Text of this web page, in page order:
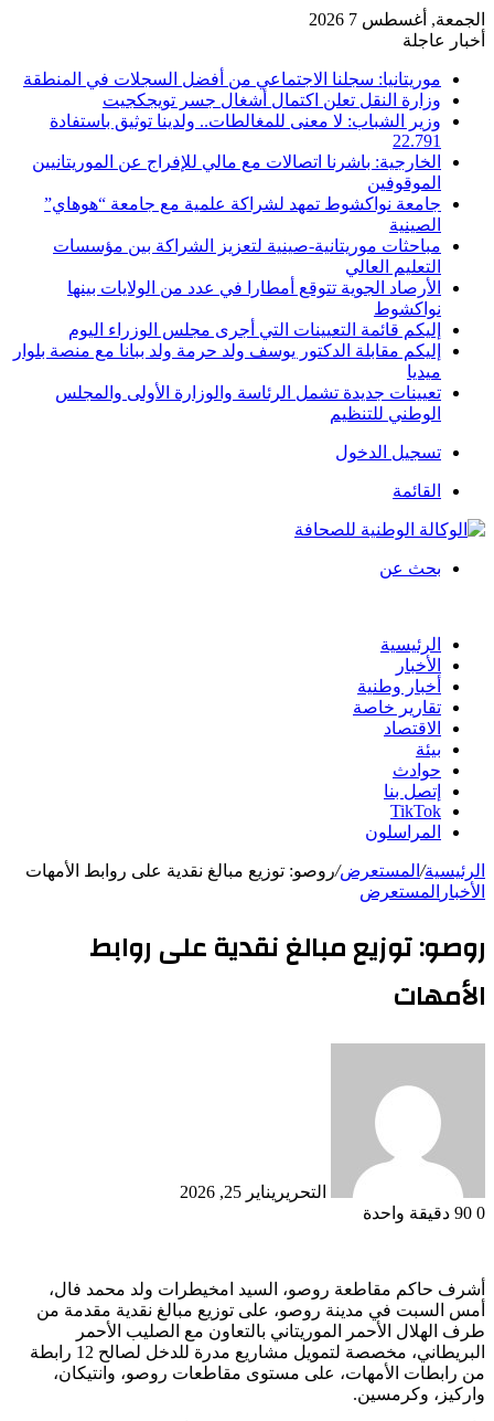
الجمعة, أغسطس 7 2026
أخبار عاجلة
موريتانيا: سجلنا الاجتماعي من أفضل السجلات في المنطقة
وزارة النقل تعلن اكتمال أشغال جسر تويجكجيت
وزير الشباب: لا معنى للمغالطات.. ولدينا توثيق باستفادة
22.791
الخارجية: باشرنا اتصالات مع مالي للإفراج عن الموريتانيين
الموقوفين
جامعة نواكشوط تمهد لشراكة علمية مع جامعة “هوهاي”
الصينية
مباحثات موريتانية-صينية لتعزيز الشراكة بين مؤسسات
التعليم العالي
الأرصاد الجوية تتوقع أمطارا في عدد من الولايات بينها
نواكشوط
إليكم قائمة التعيينات التي أجرى مجلس الوزراء اليوم
إليكم مقابلة الدكتور يوسف ولد حرمة ولد ببانا مع منصة بلوار
ميديا
تعيينات جديدة تشمل الرئاسة والوزارة الأولى والمجلس
الوطني للتنظيم
تسجيل الدخول
القائمة
بحث عن
الرئيسية
الأخبار
أخبار وطنية
تقارير خاصة
الاقتصاد
بيئة
حوادث
إتصل بنا
TikTok
المراسلون
الرئيسية/ المستعرض/روصو: توزيع مبالغ نقدية على روابط الأمهات
الأخبار المستعرض
روصو: توزيع مبالغ نقدية على روابط
الأمهات
التحرير يناير 25, 2026
0
دقيقة واحدة
أشرف حاكم مقاطعة روصو، السيد امخيطرات ولد محمد فال،
أمس السبت في مدينة روصو، على توزيع مبالغ نقدية مقدمة من
طرف الهلال الأحمر الموريتاني بالتعاون مع الصليب الأحمر
البريطاني، مخصصة لتمويل مشاريع مدرة للدخل لصالح 12 رابطة
من رابطات الأمهات، على مستوى مقاطعات روصو، وانتيكان،
واركيز، وكرمسين.